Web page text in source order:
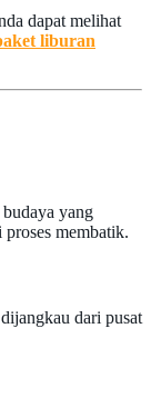
dapat melihat
liburan
yang
membatik.
dari pusat